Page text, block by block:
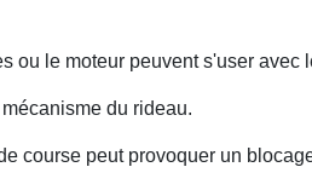
ou le moteur peuvent s'user avec
du rideau.
course peut provoquer un